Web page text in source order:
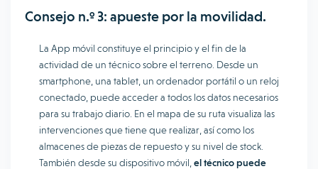
Consejo n.º 3: apueste por la movilidad.
La App móvil constituye el principio y el fin de la
actividad de un técnico sobre el terreno. Desde un
smartphone, una tablet, un ordenador portátil o un reloj
conectado, puede acceder a todos los datos necesarios
para su trabajo diario. En el mapa de su ruta visualiza las
intervenciones que tiene que realizar, así como los
almacenes de piezas de repuesto y su nivel de stock.
También desde su dispositivo móvil, el técnico puede